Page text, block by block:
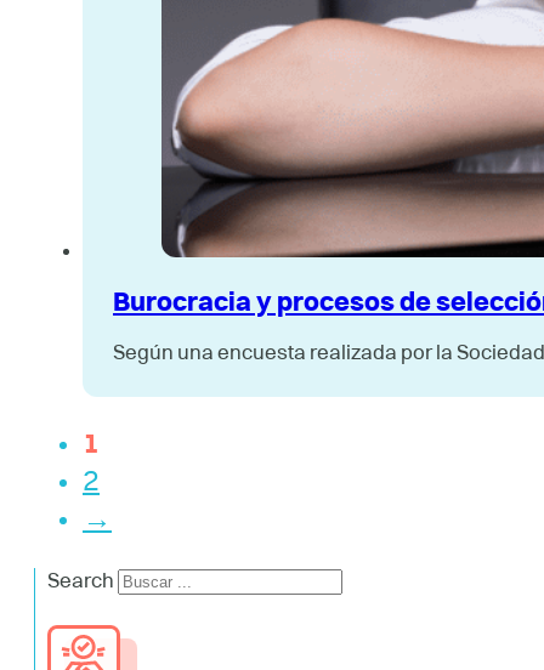
Burocracia y procesos de
Según una encuesta realizada por la
1
2
→
Search